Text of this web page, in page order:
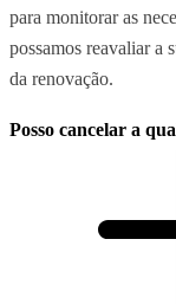
para monitorar as
possamos reavaliar a
da renovação.
Posso cancelar a